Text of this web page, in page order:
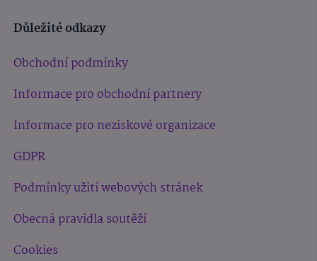
Důležité odkazy
Obchodní podmínky
Informace pro obchodní partnery
Informace pro neziskové organizace
GDPR
Podmínky užití webových stránek
Obecná pravidla soutěží
Cookies